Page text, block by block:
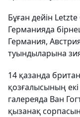
Бұған дейін
Германияда
Германия,
туындыларына
14 қазанда
қозғалысының
галереяда Ван
қызанақ